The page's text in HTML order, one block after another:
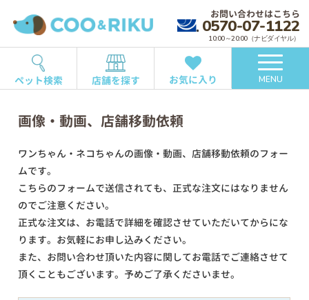
お問い合わせはこちら
0570-07-1122
10:00～20:00（ナビダイヤル）
ペット検索 店舗を探す お気に入り MENU
画像・動画、店舗移動依頼
ワンちゃん・ネコちゃんの画像・動画、店舗移動依頼のフォー
ムです。
こちらのフォームで送信されても、正式な注文にはなりません
のでご注意ください。
正式な注文は、お電話で詳細を確認させていただいてからにな
ります。お気軽にお申し込みください。
また、お問い合わせ頂いた内容に関してお電話でご連絡させて
頂くこともございます。予めご了承くださいませ。